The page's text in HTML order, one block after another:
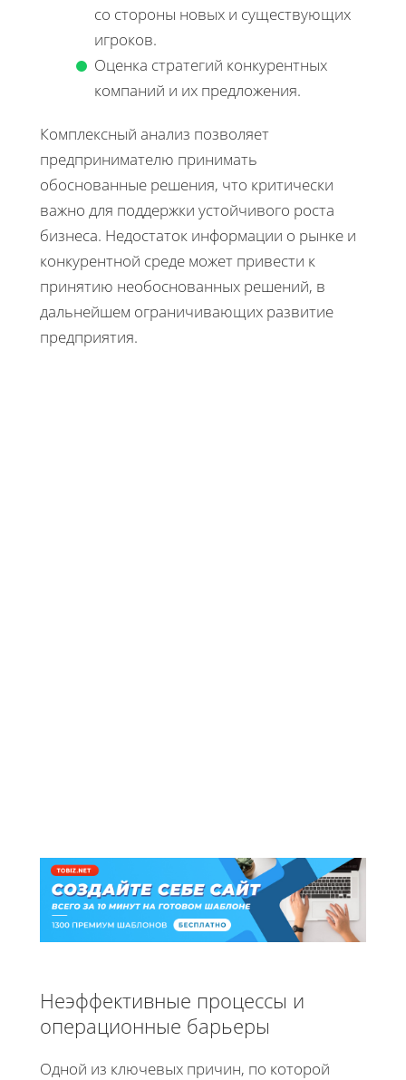
со стороны новых и существующих
игроков.
Оценка стратегий конкурентных
компаний и их предложения.
Комплексный анализ позволяет
предпринимателю принимать
обоснованные решения, что критически
важно для поддержки устойчивого роста
бизнеса. Недостаток информации о рынке и
конкурентной среде может привести к
принятию необоснованных решений, в
дальнейшем ограничивающих развитие
предприятия.
Неэффективные процессы и
операционные барьеры
Одной из ключевых причин, по которой